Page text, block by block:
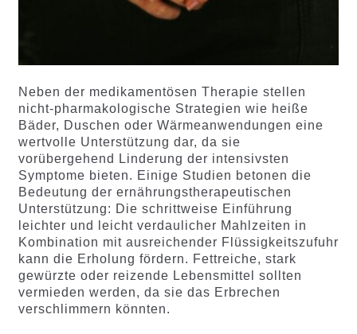
Neben der medikamentösen Therapie stellen
nicht-pharmakologische Strategien wie heiße
Bäder, Duschen oder Wärmeanwendungen eine
wertvolle Unterstützung dar, da sie
vorübergehend Linderung der intensivsten
Symptome bieten. Einige Studien betonen die
Bedeutung der ernährungstherapeutischen
Unterstützung: Die schrittweise Einführung
leichter und leicht verdaulicher Mahlzeiten in
Kombination mit ausreichender Flüssigkeitszufuhr
kann die Erholung fördern. Fettreiche, stark
gewürzte oder reizende Lebensmittel sollten
vermieden werden, da sie das Erbrechen
verschlimmern könnten.